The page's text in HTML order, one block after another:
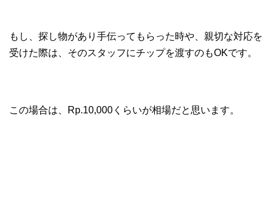
もし、探し物があり手伝ってもらった時や、親切な対応を
受けた際は、そのスタッフにチップを渡すのもOKです。
この場合は、Rp.10,000くらいが相場だと思います。